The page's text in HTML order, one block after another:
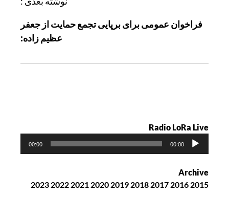
ه
فراخوان عمومی برای برپایی تجمع حمایت از جعفر
عظیم زاده:
Radio LoRa Live
ک
ن
00:00
00:00
Archive
2015
2016
2017
2018
2019
2020
2021
2022
2023